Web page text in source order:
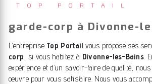
TOP PORTAIL
garde-corp à Divonne-
L’entreprise Top Portail vous propose ses
corp, si vous habitez à Divonne-les-Bains.
expérience et d’un savoir-faire de qualité,
oeuvre pour vous satisfaire. Nous vous